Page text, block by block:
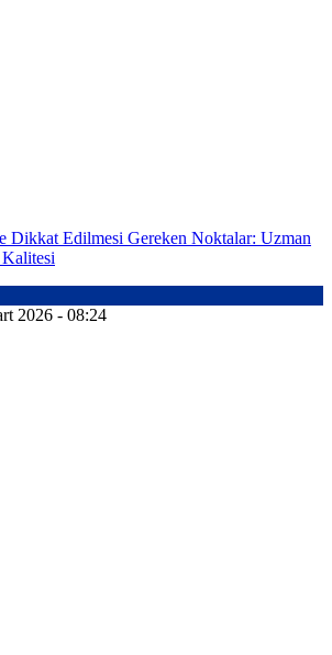
Dikkat Edilmesi Gereken Noktalar: Uzman
2026 - 08:24